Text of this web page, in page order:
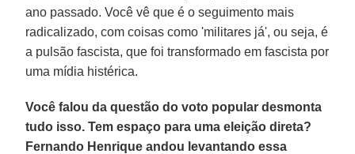
ano passado. Você vê que é o seguimento mais
radicalizado, com coisas como 'militares já', ou seja, é
a pulsão fascista, que foi transformado em fascista por
uma mídia histérica.
Você falou da questão do voto popular desmonta
tudo isso. Tem espaço para uma eleição direta?
Fernando Henrique andou levantando essa